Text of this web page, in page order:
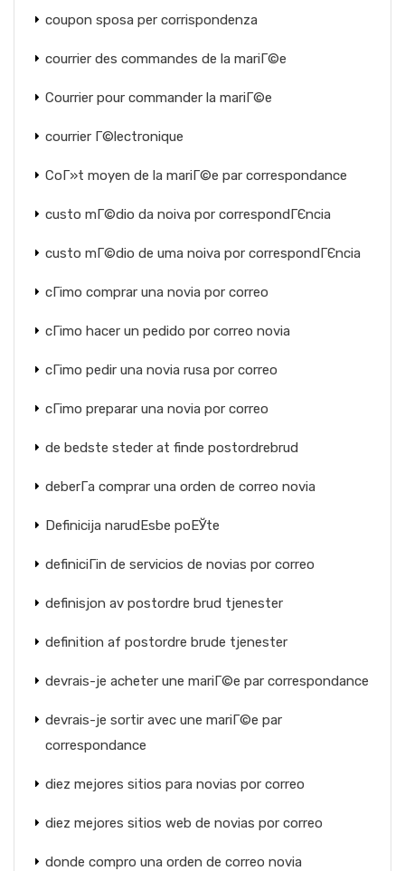
coupon sposa per corrispondenza
courrier des commandes de la mariГ©e
Courrier pour commander la mariГ©e
courrier Г©lectronique
CoГ»t moyen de la mariГ©e par correspondance
custo mГ©dio da noiva por correspondГЄncia
custo mГ©dio de uma noiva por correspondГЄncia
cГіmo comprar una novia por correo
cГіmo hacer un pedido por correo novia
cГіmo pedir una novia rusa por correo
cГіmo preparar una novia por correo
de bedste steder at finde postordrebrud
deberГ­a comprar una orden de correo novia
Definicija narudЕѕbe poЕЎte
definiciГіn de servicios de novias por correo
definisjon av postordre brud tjenester
definition af postordre brude tjenester
devrais-je acheter une mariГ©e par correspondance
devrais-je sortir avec une mariГ©e par
correspondance
diez mejores sitios para novias por correo
diez mejores sitios web de novias por correo
donde compro una orden de correo novia